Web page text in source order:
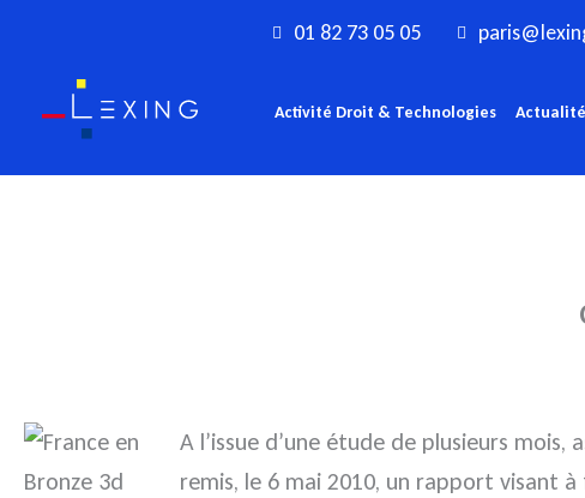
contenu
01 82 73 05 05
Activité Droit & Technologies Actualité
A l’issue d’une étude de plusieurs
remis, le 6 mai 2010, un rapport visant